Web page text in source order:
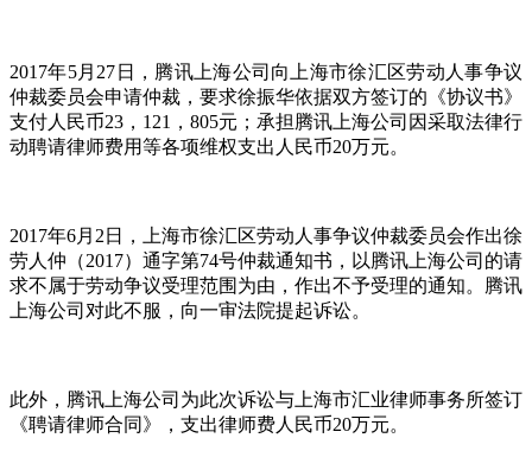
2017年5月27日，腾讯上海公司向上海市徐汇区劳动人事争议
仲裁委员会申请仲裁，要求徐振华依据双方签订的《协议书》
支付人民币23，121，805元；承担腾讯上海公司因采取法律行
动聘请律师费用等各项维权支出人民币20万元。
2017年6月2日，上海市徐汇区劳动人事争议仲裁委员会作出徐
劳人仲（2017）通字第74号仲裁通知书，以腾讯上海公司的请
求不属于劳动争议受理范围为由，作出不予受理的通知。腾讯
上海公司对此不服，向一审法院提起诉讼。
此外，腾讯上海公司为此次诉讼与上海市汇业律师事务所签订
《聘请律师合同》，支出律师费人民币20万元。